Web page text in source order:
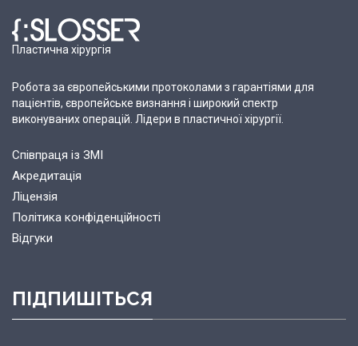
Пластична хірургія
Робота за європейськими протоколами з гарантіями для
пацієнтів, європейське визнання і широкий спектр
виконуваних операцій. Лідери в пластичної хірургії.
Співпраця із ЗМІ
Акредитація
Ліцензія
Політика конфіденційності
Відгуки
ПІДПИШІТЬСЯ